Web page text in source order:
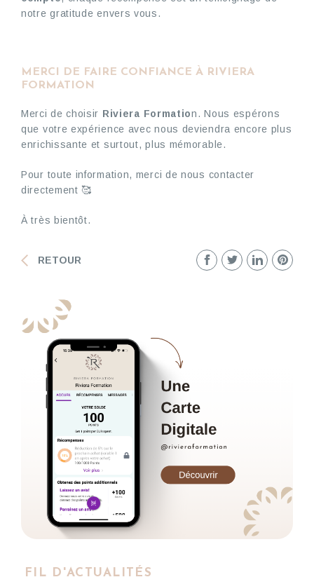
notre gratitude envers vous.
MERCI DE FAIRE CONFIANCE À RIVIERA
FORMATION
Merci de choisir Riviera Formation. Nous espérons
que votre expérience avec nous deviendra encore plus
enrichissante et surtout, plus mémorable.
Pour toute information, merci de nous contacter
directement 🥰
À très bientôt.
RETOUR
FIL D'ACTUALITÉS